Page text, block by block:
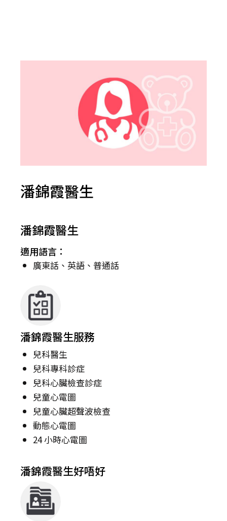
潘錦霞醫生
潘錦霞醫生
適用語言：
廣東話、英語、普通話
潘錦霞醫生服務
兒科醫生
兒科專科診症
兒科心臟檢查診症
兒童心電圖
兒童心臟超聲波檢查
動態心電圖
24 小時心電圖​
潘錦霞醫生好唔好